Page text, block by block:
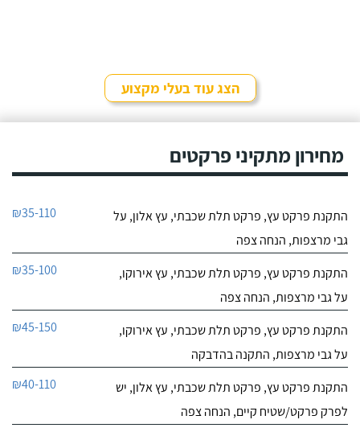
הצג עוד בעלי מקצוע
מחירון מתקיני פרקטים
התקנת פרקט עץ, פרקט תלת שכבתי, עץ אלון, על
גבי מרצפות, הנחה צפה
₪35-110
התקנת פרקט עץ, פרקט תלת שכבתי, עץ אירוקו,
על גבי מרצפות, הנחה צפה
₪35-100
התקנת פרקט עץ, פרקט תלת שכבתי, עץ אירוקו,
על גבי מרצפות, התקנה בהדבקה
₪45-150
התקנת פרקט עץ, פרקט תלת שכבתי, עץ אלון, יש
לפרק פרקט/שטיח קיים, הנחה צפה
₪40-110